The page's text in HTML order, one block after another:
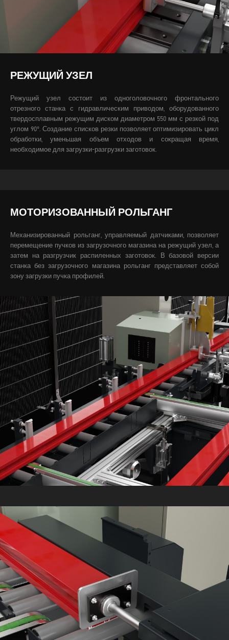
РЕЖУЩИЙ УЗЕЛ
Режущий узел состоит из одноголовочного фронтального
отрезного станка с гидравлическим приводом, оборудованного
твердосплавным режущим диском диаметром 550 мм с резкой под
углом 90°. Создание списков резки позволяет оптимизировать цикл
обработки, уменьшая объем отходов и сокращая время,
необходимое для загрузки-разгрузки заготовок.
МОТОРИЗОВАННЫЙ РОЛЬГАНГ
Механизированный рольганг, управляемый датчиками, позволяет
перемещение пучков из загрузочного магазина на режущий узел, а
затем на разгрузчик распиленных заготовок. В базовой версии
станка без загрузочного магазина рольганг представляет собой
зону загрузки пучка профилей.